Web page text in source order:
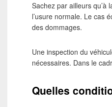
Sachez par ailleurs qu’à
l’usure normale. Le cas
des dommages.
Une inspection du
nécessaires. Dans le
Quelles